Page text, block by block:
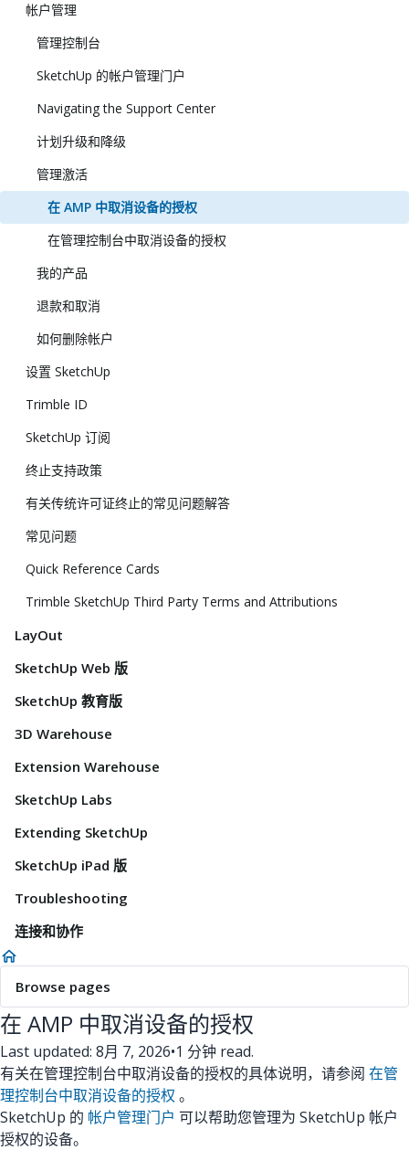
帐户管理
管理控制台
SketchUp 的帐户管理门户
Navigating the Support Center
计划升级和降级
管理激活
在 AMP 中取消设备的授权
在管理控制台中取消设备的授权
我的产品
退款和取消
如何删除帐户
设置 SketchUp
Trimble ID
SketchUp 订阅
终止支持政策
有关传统许可证终止的常见问题解答
常见问题
Quick Reference Cards
Trimble SketchUp Third Party Terms and Attributions
LayOut
SketchUp Web 版
SketchUp 教育版
3D Warehouse
Extension Warehouse
SketchUp Labs
Extending SketchUp
SketchUp iPad 版
Troubleshooting
连接和协作
Browse pages
在 AMP 中取消设备的授权
Last updated: 8月 7, 2026•1 分钟 read.
有关在管理控制台中取消设备的授权的具体说明，请参阅 在管
理控制台中取消设备的授权 。
SketchUp 的 帐户管理门户 可以帮助您管理为 SketchUp 帐户
授权的设备。